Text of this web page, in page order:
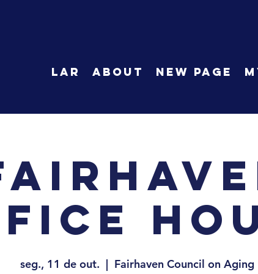
LAR About New Page
seg., 11 de out.
  |
Fairhaven Council on Aging